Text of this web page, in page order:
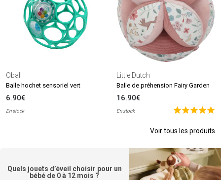
Oball
Balle hochet sensoriel vert
6.90€
En stock
Little Dutch
Balle de préhension Fairy Garden
16.90€
En stock
Voir tous les produits
Quels jouets d’éveil choisir pour un
bébé de 0 à 12 mois ?